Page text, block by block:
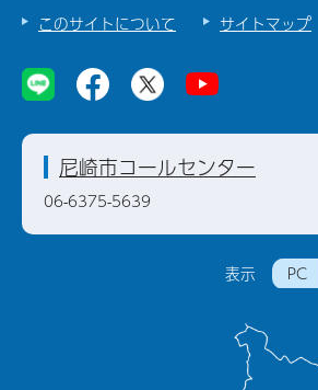
このサイトについて
サイトマップ
表示 PC
尼崎市コールセンター
06-6375-5639